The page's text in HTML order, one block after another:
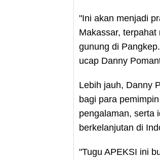
"Ini akan menjadi
Makassar,
gunung di
ucap Danny
Lebih jauh, Danny
bagi para
pengalaman, serta
berkelanjutan di
"Tugu APEKSI ini